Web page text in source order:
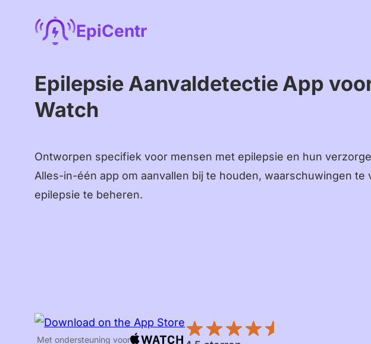
EpiCentr
Epilepsie Aanvaldetectie App
Watch
Ontworpen specifiek voor mensen met epilepsie en hun
Alles-in-één app om aanvallen bij te houden, waarschuwingen
epilepsie te beheren.
Met ondersteuning voor